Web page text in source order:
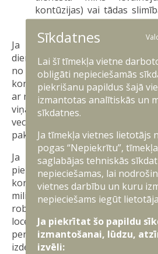
kontūzijas) vai tādas
saistīts ar militārā dienesta
Ja karavīrs gājis bojā aktīvā
dienesta pienākumus, vai gada
no aktīvā dienesta miris
kontūzijas) vai tādas slimības
ar militārā dienesta izpildi,
viņa ģimenes locekļiem
vecākiem) nepieciešamo
pakalpojumu kursa izdevumus.
Ja aktīvā dienesta
pienākumus, guvis
kontūziju) vai tādu slimību,
militārā dienesta izpildi, un tiek
robežām, Aizsardzības
locekļu (laulātā, bērnu, vecāku,
personu) ceļa (uz
izdevumus un viesnīcas
Sīkdatnes
Lai šī tīmekļa vietne
obligāti nepieciešamās
piekrišanu papildus šajā
izmantotas analītiskās un
sīkdatnes.
Ja tīmekļa vietnes lietotājs
pogas “Nepiekrītu”,
saglabājas tehniskās
nepieciešamas, lai
vietnes darbību un kuru
nepieciešams iegūt
Ja piekrītat šo papildu
izmantošanai, lūdzu,
izvēli: